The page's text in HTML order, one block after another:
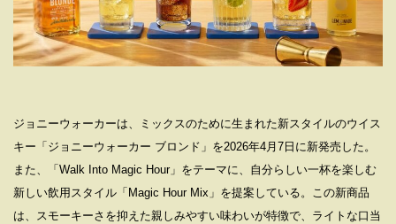
ジョニーウォーカーは、ミックスのために生まれた新スタイルのウイス
キー「ジョニーウォーカー ブロンド」を2026年4月7日に新発売した。
また、「Walk Into Magic Hour」をテーマに、自分らしい一杯を楽しむ
新しい飲用スタイル「Magic Hour Mix」を提案している。この新商品
は、スモーキーさを抑えた親しみやすい味わいが特徴で、ライトな口当